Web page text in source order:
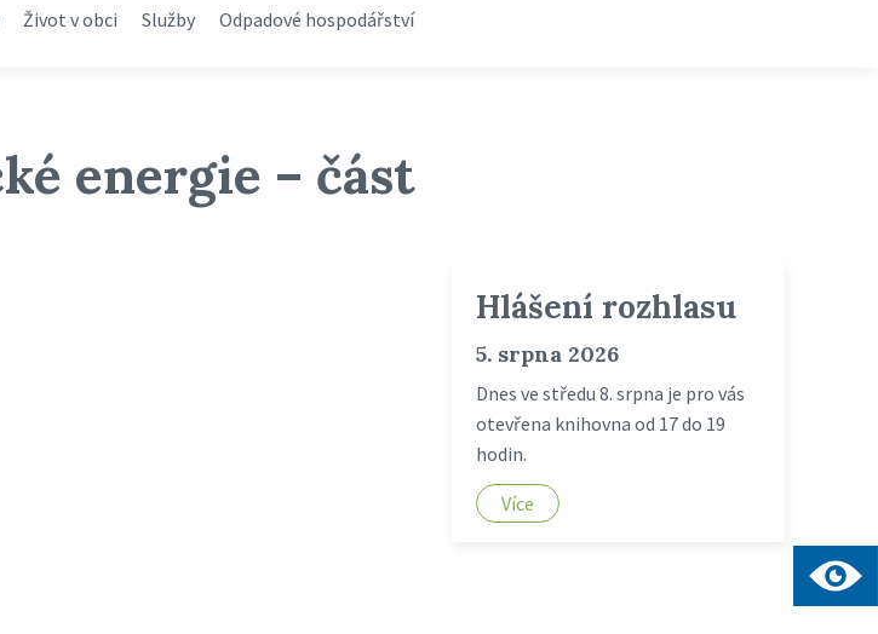
Život v obci Služby Odpadové hospodářství
energie – část
Hlášení rozhlasu
5. srpna 2026
Dnes ve středu 8. srpna je pro vás
otevřena knihovna od 17 do 19
hodin.
Více